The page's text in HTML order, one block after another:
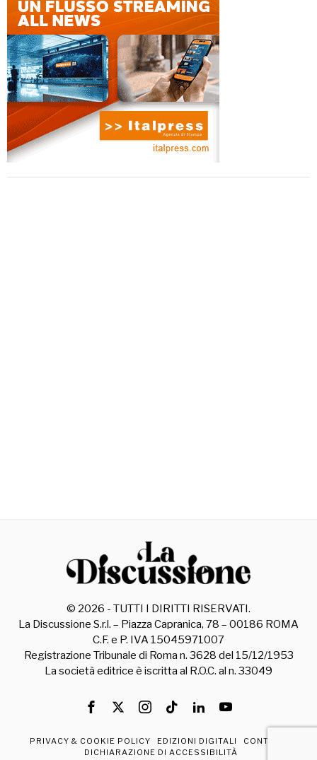
© 2026 - TUTTI I DIRITTI RISERVATI.
La Discussione S.r.l. – Piazza Capranica, 78 – 00186 ROMA
C.F. e P. IVA 15045971007
Registrazione Tribunale di Roma n. 3628 del 15/12/1953
La società editrice è iscritta al R.O.C. al n. 33049
PRIVACY & COOKIE POLICY EDIZIONI DIGITALI
CONTATTI
DICHIARAZIONE DI ACCESSIBILITÀ